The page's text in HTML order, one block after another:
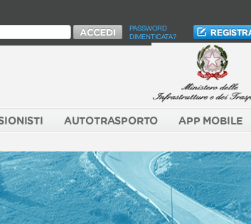
PASSWORD
DIMENTICATA?
AUTOTRASPORTO APP MOBILE